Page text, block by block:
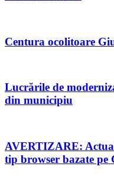
Centura ocolitoare
Lucrările de
din municipiu
AVERTIZARE:
tip browser bazate pe